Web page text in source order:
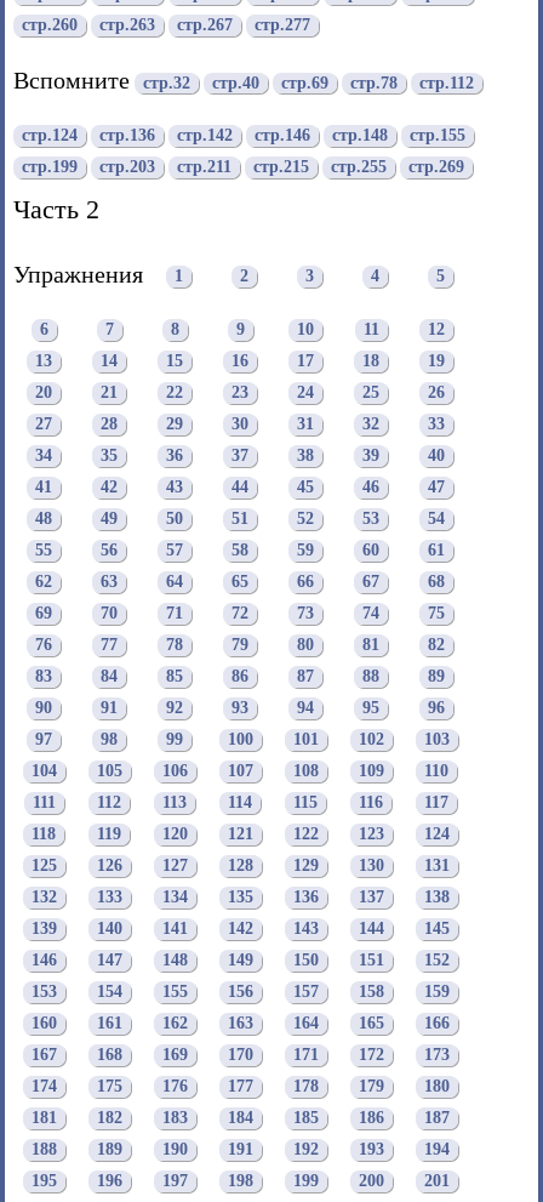
стр.260
стр.263 стр.267 стр.277
Вспомните стр.32 стр.40 стр.69 стр.78 стр.112
стр.124 стр.136 стр.142 стр.146 стр.148
стр.155
стр.199
стр.203 стр.211 стр.215 стр.255 стр.269
Часть 2
Упражнения 1 2 3 4 5
6 7 8 9 10 11
12
13
14 15 16 17 18
19
20
21 22 23 24 25
26
27
28 29 30 31 32
33
34
35 36 37 38 39
40
41
42 43 44 45 46
47
48
49 50 51 52 53
54
55
56 57 58 59 60
61
62
63 64 65 66 67
68
69
70 71 72 73 74
75
76
77 78 79 80 81
82
83
84 85 86 87 88
89
90
91 92 93 94 95
96
97
98 99 100 101 102
103
104
105 106 107 108 109
110
111
112 113 114 115 116
117
118
119 120 121 122 123
124
125
126 127 128 129 130
131
132
133 134 135 136 137
138
139
140 141 142 143 144
145
146
147 148 149 150 151
152
153
154 155 156 157 158
159
160
161 162 163 164 165
166
167
168 169 170 171 172
173
174
175 176 177 178 179
180
181
182 183 184 185 186
187
188
189 190 191 192 193
194
195
196 197 198 199 200
201